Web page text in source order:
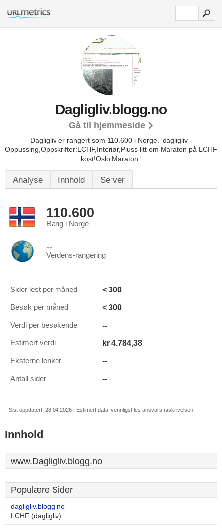
Dagligliv.blogg.no
Gå til hjemmeside
Dagligliv er rangert som 110.600 i Norge. 'dagligliv -
Oppussing,Oppskrifter:LCHF,Interiør,Pluss litt om Maraton på LCHF
kost!Oslo Maraton.'
Analyse Innhold Server
110.600
Rang i Norge
--
Verdens-rangering
Sider lest per måned < 300
Besøk per måned < 300
Verdi per besøkende --
Estimert verdi kr 4.784,38
Eksterne lenker --
Antall sider --
Sist oppdatert: 28.04.2026 . Estimert data, vennligst les ansvarsfraskrivelsen.
Innhold
www.Dagligliv.blogg.no
Populære Sider
dagligliv.blogg.no
LCHF (dagligliv)